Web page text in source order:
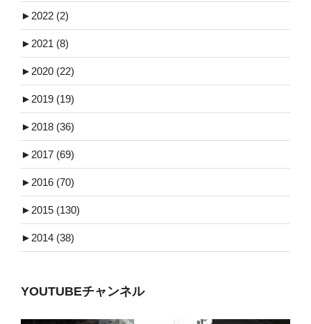
► 2022 (2)
► 2021 (8)
► 2020 (22)
► 2019 (19)
► 2018 (36)
► 2017 (69)
► 2016 (70)
► 2015 (130)
► 2014 (38)
YOUTUBEチャンネル